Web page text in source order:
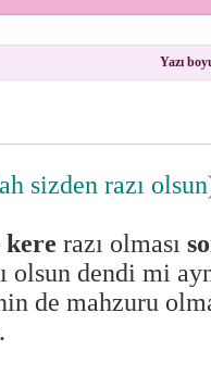
Yazı
sizden razı
kererazı olması
olsun dendi mi
de mahzuru